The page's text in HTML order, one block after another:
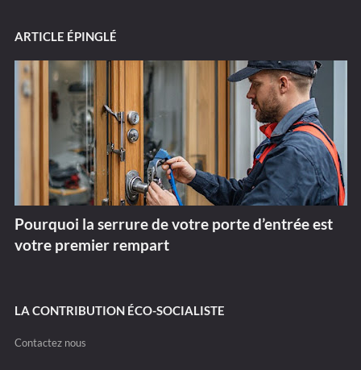
ARTICLE ÉPINGLÉ
Pourquoi la serrure de votre porte d’entrée est
votre premier rempart
LA CONTRIBUTION ÉCO-SOCIALISTE
Contactez nous